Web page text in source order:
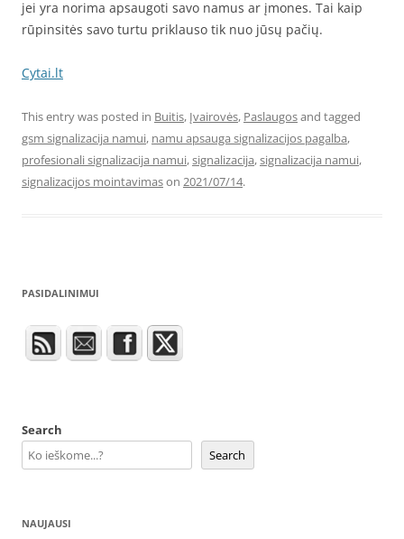
jei yra norima apsaugoti savo namus ar įmones. Tai kaip
rūpinsitės savo turtu priklauso tik nuo jūsų pačių.
Cytai.lt
This entry was posted in Buitis, Įvairovės, Paslaugosand tagged
gsm signalizacija namui, namu apsauga signalizacijos pagalba,
profesionali signalizacija namui,signalizacija,signalizacija namui,
signalizacijos mointavimason 2021/07/14.
PASIDALINIMUI
Search
Search
NAUJAUSI